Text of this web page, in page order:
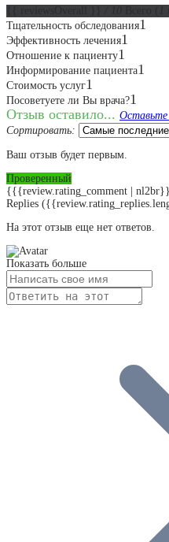
Тщательность обследования1
Эффективность лечения1
Отношение к пациенту1
Информирование пациента1
Стоимость услуг1
Посоветуете ли Вы врача?1
Отзыв оставило...
Сортировать:
Ваш отзыв будет первым.
Проверенный
{{{review.rating_comment |
Replies
На этот отзыв еще нет ответов.
Показать больше